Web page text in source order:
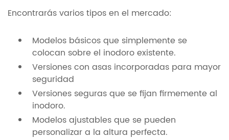
Encontrarás varios tipos en el mercado:
Modelos básicos que simplemente se
colocan sobre el inodoro existente.
Versiones con asas incorporadas para mayor
seguridad
Versiones seguras que se fijan firmemente al
inodoro.
Modelos ajustables que se pueden
personalizar a la altura perfecta.